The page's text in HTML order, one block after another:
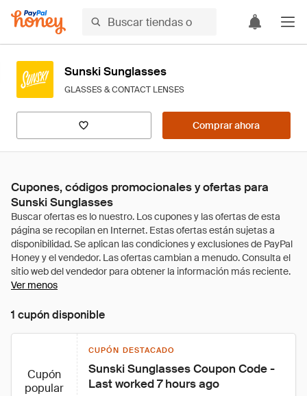
Sunski Sunglasses
GLASSES & CONTACT LENSES
Comprar ahora
Cupones, códigos promocionales y ofertas para
Sunski Sunglasses
Ver menos
1 cupón disponible
Cupón
popular
CUPÓN DESTACADO
Sunski Sunglasses Coupon Code -
Last worked 7 hours ago